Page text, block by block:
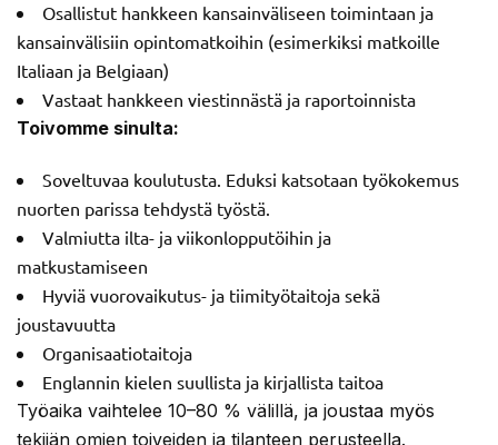
Osallistut hankkeen kansainväliseen toimintaan ja
kansainvälisiin opintomatkoihin (esimerkiksi matkoille
Italiaan ja Belgiaan)
Vastaat hankkeen viestinnästä ja raportoinnista
Toivomme sinulta:
Soveltuvaa koulutusta. Eduksi katsotaan työkokemus
nuorten parissa tehdystä työstä.
Valmiutta ilta- ja viikonlopputöihin ja
matkustamiseen
Hyviä vuorovaikutus- ja tiimityötaitoja sekä
joustavuutta
Organisaatiotaitoja
Englannin kielen suullista ja kirjallista taitoa
Työaika vaihtelee 10–80 % välillä, ja joustaa myös
tekijän omien toiveiden ja tilanteen perusteella.